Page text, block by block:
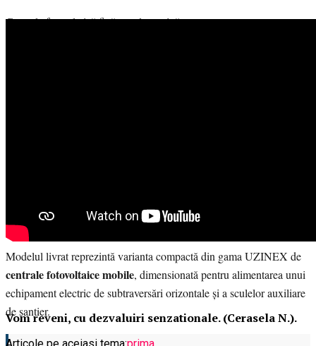
Vom reveni, cu dezvaluiri senzationale. (Cerasela N.).
Centrala fotovoltaică fixă, ca alternativă, presupune un parcurs
Configurația livrată către beneficiar
Modelul livrat reprezintă varianta compactă din gama UZINEX de
centrale fotovoltaice mobile, dimensionată pentru alimentarea unui
echipament electric de subtraversări orizontale și a sculelor auxiliare
de șantier.